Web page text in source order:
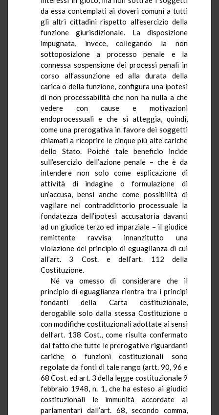
da essa contemplati ai doveri comuni a tutti
gli altri cittadini rispetto all’esercizio della
funzione giurisdizionale. La disposizione
impugnata, invece, collegando la non
sottoposizione a processo penale e la
connessa sospensione dei processi penali in
corso all’assunzione ed alla durata della
carica o della funzione, configura una ipotesi
di non processabilitàche non ha nulla a che
vedere con cause e motivazioni
endoprocessuali e che si atteggia, quindi,
come una prerogativa in favore dei soggetti
chiamati a ricoprire le cinque più alte cariche
dello Stato. Poiché tale beneficio incide
sull’esercizio dell’azione penale – che è da
intendere non solo come esplicazione di
attività di indagine o formulazione di
un’accusa, bensì anche come possibilità di
vagliare nel contraddittorio processuale la
fondatezza dell’ipotesi accusatoria davanti
ad un giudice terzo ed imparziale – il giudice
remittente ravvisa innanzitutto una
violazione del principio di eguaglianza di cui
all’art. 3 Cost. e dell’art. 112 della
Costituzione.
Né va omesso di considerare che il
principio di eguaglianza rientra tra i principi
fondanti della Carta costituzionale,
derogabile solo dalla stessa Costituzione o
con modifiche costituzionali adottate ai sensi
dell’art. 138 Cost., come risulta confermato
dal fatto che tutte le prerogative riguardanti
cariche o funzioni costituzionali sono
regolate da fonti di tale rango (artt. 90, 96 e
68 Cost. ed art. 3 della legge costituzionale 9
febbraio 1948, n. 1, che ha esteso ai giudici
costituzionali le immunità accordate ai
parlamentari dall’art. 68, secondo comma,